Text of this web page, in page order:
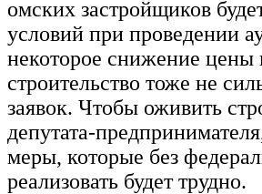
омских застройщиков
условий при проведении
некоторое снижение
строительство тоже не
заявок. Чтобы оживить
депутата-
меры, которые без
реализовать будет трудно.